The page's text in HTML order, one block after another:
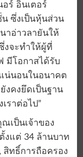
อร์ อินเตอร์
น ซึ่งเป็นหุ้นส่วน
าอ่าวลายันให้
งจะทำให้ผู้ที่
มีโอกาสได้รับ
น่นอนในอนาคต
งคงยึดเป็นฐาน
ราต่อไป”
เป็นเจ้าของ
งแต่ 34 ล้านบาท
สิทธิ์การถือครอง